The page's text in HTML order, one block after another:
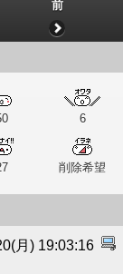
前
6
削除希望
月) 19:03:16